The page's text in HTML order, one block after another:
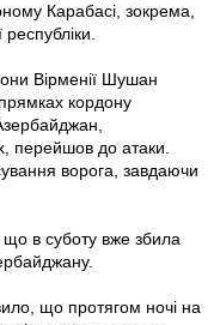
Карабасі, зокрема,
республіки.
Вірменії Шушан
кордону
перейшов до атаки.
ворога, завдаючи
що в суботу вже збила
що протягом ночі на